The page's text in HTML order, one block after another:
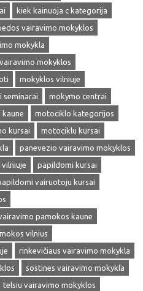
kiek kainuoja c kategorija
vairavimo mokyklos
mokykla
mokyklos
mokyklos vilniuje
seminarai
mokymo centrai
kaune
motociklo kategorijos
kursai
motociklu kursai
panevezio vairavimo mokyklos
papildomi kursai
vairuotoju kursai
pamokos kaune
vilnius
rinkevičiaus vairavimo mokykla
sostines vairavimo mokykla
telsiu vairavimo mokyklos